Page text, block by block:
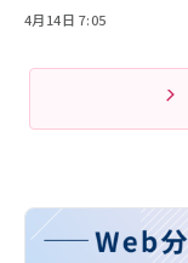
4月14日 7:05